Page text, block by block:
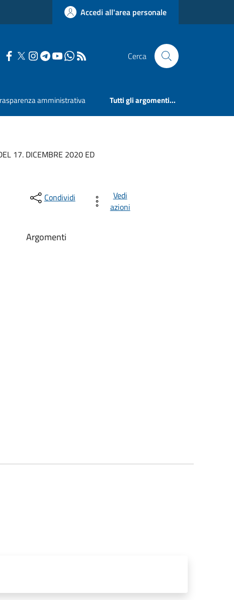
Accedi all'area personale
Cerca
amministrativa Tutti gli argomenti...
17. DICEMBRE 2020 ED
Condividi
Vedi
azioni
Argomenti